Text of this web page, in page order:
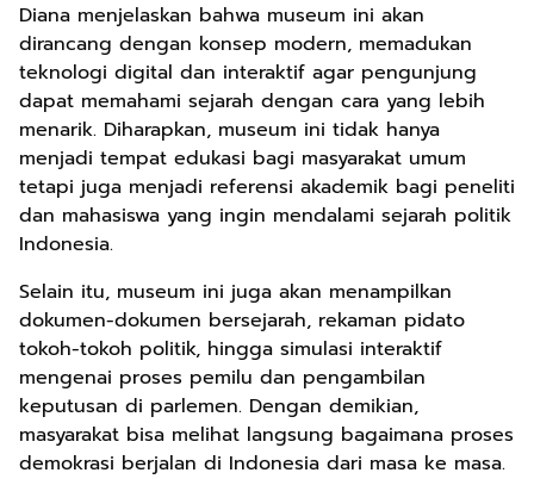
Diana menjelaskan bahwa museum ini akan
dirancang dengan konsep modern, memadukan
teknologi digital dan interaktif agar pengunjung
dapat memahami sejarah dengan cara yang lebih
menarik. Diharapkan, museum ini tidak hanya
menjadi tempat edukasi bagi masyarakat umum
tetapi juga menjadi referensi akademik bagi peneliti
dan mahasiswa yang ingin mendalami sejarah politik
Indonesia.
Selain itu, museum ini juga akan menampilkan
dokumen-dokumen bersejarah, rekaman pidato
tokoh-tokoh politik, hingga simulasi interaktif
mengenai proses pemilu dan pengambilan
keputusan di parlemen. Dengan demikian,
masyarakat bisa melihat langsung bagaimana proses
demokrasi berjalan di Indonesia dari masa ke masa.